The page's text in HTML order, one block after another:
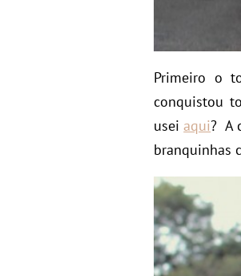
Primeiro o
conquistou
useiaqui? A
branquinhas